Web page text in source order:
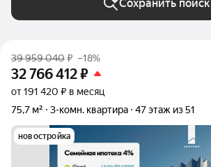
Сохранить поиск
39 959 040₽ –18%
32 766 412₽
от 191 420 ₽ в месяц
75,7 м²
3-комн. квартира 47 этаж из 51
новостройка